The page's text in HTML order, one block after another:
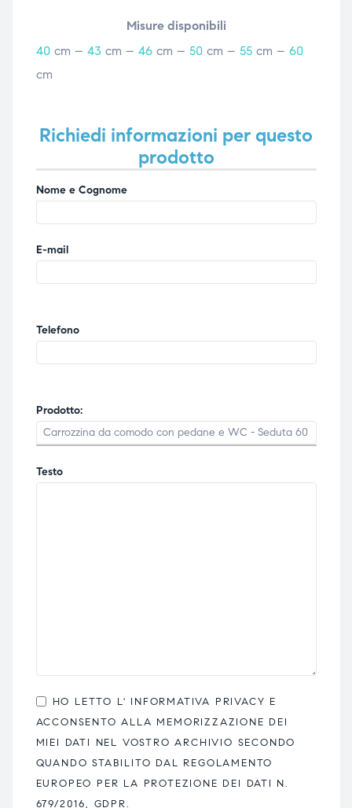
Misure disponibili
40cm – 43 cm – 46cm – 50cm – 55cm – 60
cm
Richiedi informazioni per questo
prodotto
Nome e Cognome
E-mail
Telefono
Prodotto:
Testo
HO LETTO L' INFORMATIVA PRIVACY E
ACCONSENTO ALLA MEMORIZZAZIONE DEI
MIEI DATI NEL VOSTRO ARCHIVIO SECONDO
QUANDO STABILITO DAL REGOLAMENTO
EUROPEO PER LA PROTEZIONE DEI DATI N.
679/2016, GDPR.